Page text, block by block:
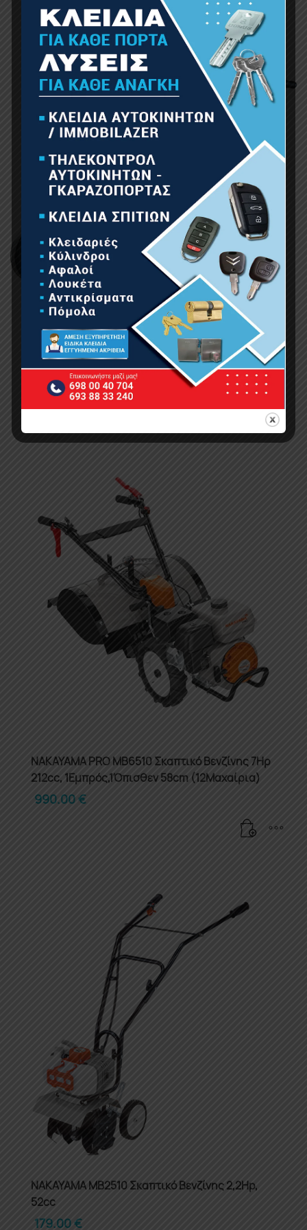
NAKAYAMA PRO MB7100 Σκαπτικό Βενζίνης
7.5Hp
759.00€
NAKAYAMA PRO MB6510 Σκαπτικό Βενζίνης 7Ηρ
212cc, 1Εμπρός,1Όπισθεν 58cm (12Μαχαίρια)
990.00€
NAKAYAMA MB2510 Σκαπτικό Βενζίνης 2,2Hp,
52cc
179.00€